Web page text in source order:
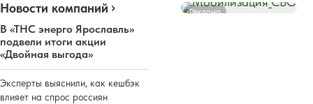
Новости компаний
В «ТНС энерго Ярославль»
подвели итоги акции
«Двойная выгода»
Эксперты выяснили, как кешбэк
влияет на спрос россиян
Реклама